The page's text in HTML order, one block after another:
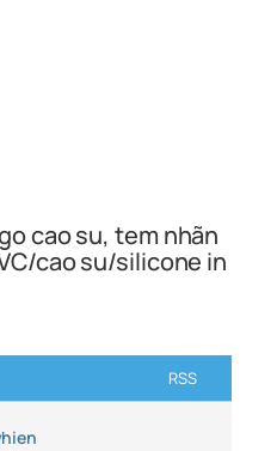
cao su, tem nhãn
cao su/silicone in
RSS